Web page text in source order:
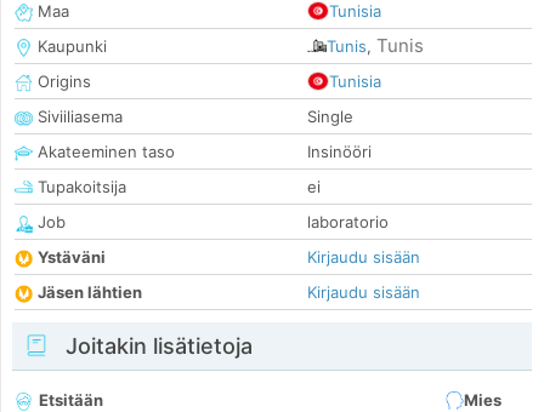
Maa
Tunisia
Kaupunki
Tunis, Tunis
Origins
Tunisia
Siviiliasema
Single
Akateeminen taso
Insinööri
Tupakoitsija
ei
Job
laboratorio
Ystäväni
Kirjaudu sisään
Jäsen lähtien
Kirjaudu sisään
Joitakin lisätietoja
Etsitään
Mies